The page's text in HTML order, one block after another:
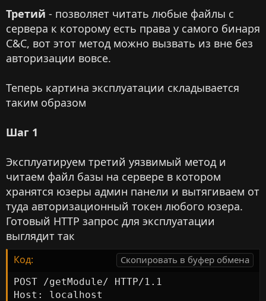
Третий - позволяет читать любые файлы с
сервера к которому есть права у самого бинаря
C&C, вот этот метод можно вызвать из вне без
авторизации вовсе.
Теперь картина эксплуатации складывается
таким образом
Шаг 1
Эксплуатируем третий уязвимый метод и
читаем файл базы на сервере в котором
хранятся юзеры админ панели и вытягиваем от
туда авторизационный токен любого юзера.
Готовый HTTP запрос для эксплуатации
выглядит так
Код: Скопировать в буфер обмена
POST /getModule/ HTTP/1.1
Host: localhost